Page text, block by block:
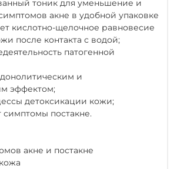
тоник для уменьшение и
акне в удобной упаковке
кислотно-щелочное равновесие
после контакта с водой;
патогенной
и
эффектом;
детоксикации кожи;
постакне.
акне и постакне